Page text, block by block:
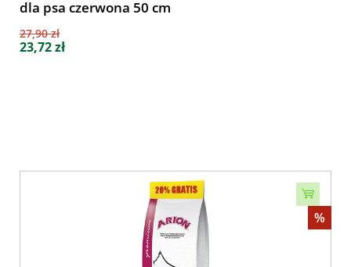
dla psa czerwona 50 cm
27,90 zł
23,72 zł
%